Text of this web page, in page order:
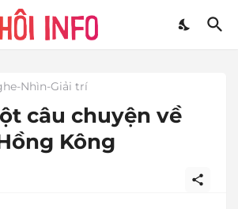
Nhìn-Giải trí
câu chuyện về
Kông